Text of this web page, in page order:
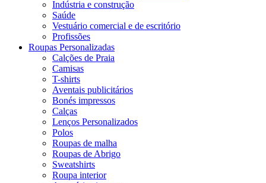
Indústria e construção
Saúde
Vestuário comercial e de escritório
Profissões
Roupas Personalizadas
Calções de Praia
Camisas
T-shirts
Aventais publicitários
Bonés impressos
Calças
Lenços Personalizados
Polos
Roupas de malha
Roupas de Abrigo
Sweatshirts
Roupa interior